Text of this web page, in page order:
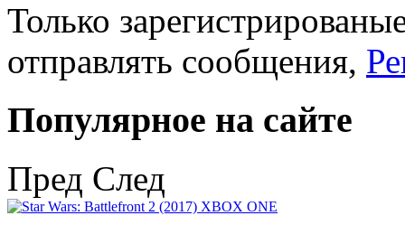
Только
отправлять сообщения,
Популярное на сайте
Пред След